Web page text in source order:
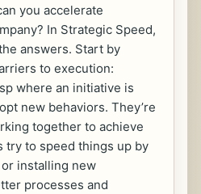
you accelerate
In Strategic Speed,
answers. Start by
to execution:
where an initiative is
new behaviors. They’re
together to achieve
try to speed things up by
installing new
processes and